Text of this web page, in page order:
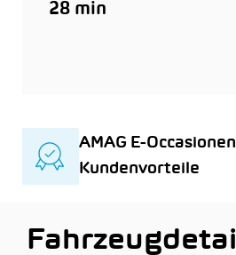
28 min
AMAG E-Occasionen
Kundenvorteile